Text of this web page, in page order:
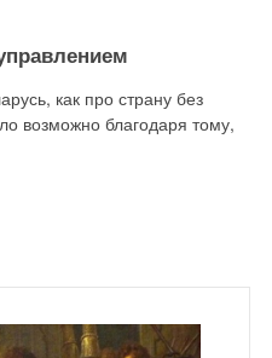
как про страну без
возможно благодаря тому,